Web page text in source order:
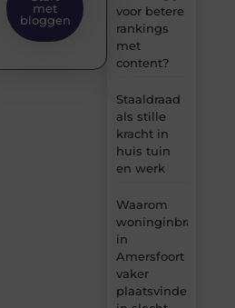
voor betere
rankings
met
content?
Staaldraad
als stille
kracht in
huis tuin
en werk
Waarom
woninginbraken
in
Amersfoort
vaker
plaatsvinden
met
bloggen